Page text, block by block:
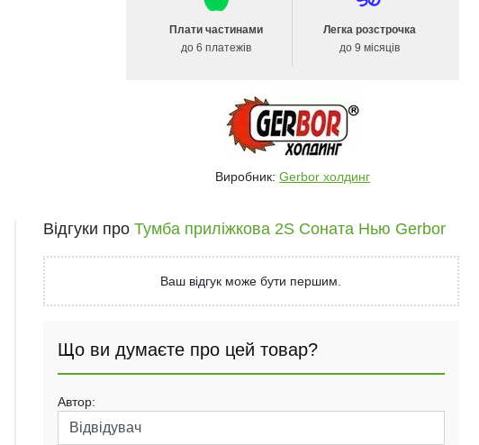
Плати частинами
до 6 платежів
Легка розстрочка
до 9 місяців
Виробник: Gerbor холдинг
Відгуки про Тумба приліжкова 2S Соната Нью Gerbor
Ваш відгук може бути першим.
Що ви думаєте про цей товар?
Автор: